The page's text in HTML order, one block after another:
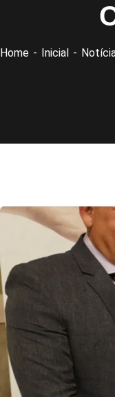
Home Inicial